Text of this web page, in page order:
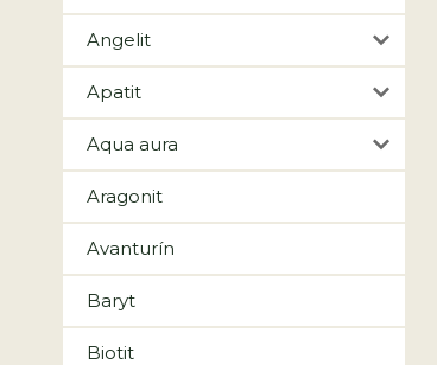
Angelit
Apatit
Aqua aura
Aragonit
Avanturín
Baryt
Biotit